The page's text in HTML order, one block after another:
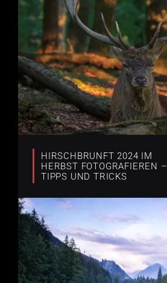
HIRSCHBRUNFT 2024 IM
HERBST FOTOGRAFIEREN –
TIPPS UND TRICKS